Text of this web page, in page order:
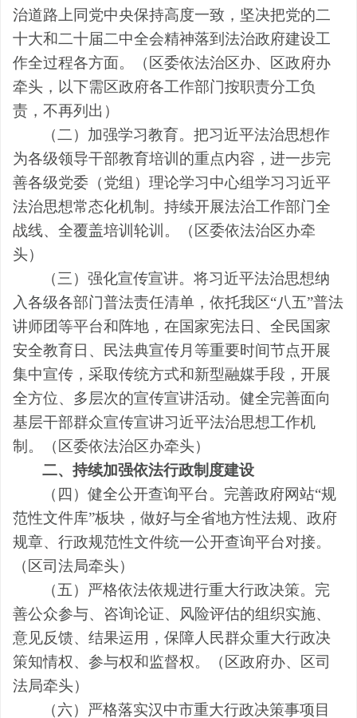
治道路上同党中央保持高度一致，坚决把党的二
十大和二十届二中全会精神落到法治政府建设工
作全过程各方面。（区委依法治区办、区政府办
牵头，以下需区政府各工作部门按职责分工负
责，不再列出）
（二）加强学习教育。把习近平法治思想作
为各级领导干部教育培训的重点内容，进一步完
善各级党委（党组）理论学习中心组学习习近平
法治思想常态化机制。持续开展法治工作部门全
战线、全覆盖培训轮训。（区委依法治区办牵
头）
（三）强化宣传宣讲。将习近平法治思想纳
入各级各部门普法责任清单，依托我区“八五”普法
讲师团等平台和阵地，在国家宪法日、全民国家
安全教育日、民法典宣传月等重要时间节点开展
集中宣传，采取传统方式和新型融媒手段，开展
全方位、多层次的宣传宣讲活动。健全完善面向
基层干部群众宣传宣讲习近平法治思想工作机
制。（区委依法治区办牵头）
二、持续加强依法行政制度建设
（四）健全公开查询平台。 完善政府网站“规
范性文件库”板块，做好与全省地方性法规、政府
规章、行政规范性文件统一公开查询平台对接。
（ 区司法局牵头）
（五）严格依法依规进行重大行政决策。 完
善公众参与、咨询论证、风险评估的组织实施、
意见反馈、结果运用，保障人民群众重大行政决
策知情权、参与权和监督权。 （ 区政府办、区司
法局牵头）
（六）严格落实汉中市重大行政决策事项目